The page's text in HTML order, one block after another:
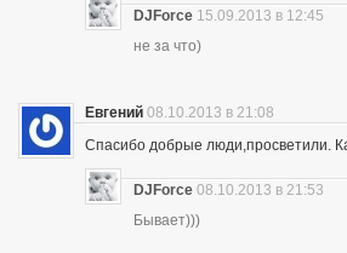
DJForce 15.09.2013 в 12:45
не за что)
Евгений 08.10.2013 в 21:08
Спасибо добрые люди,просветили.
DJForce 08.10.2013 в 21:53
Бывает)))